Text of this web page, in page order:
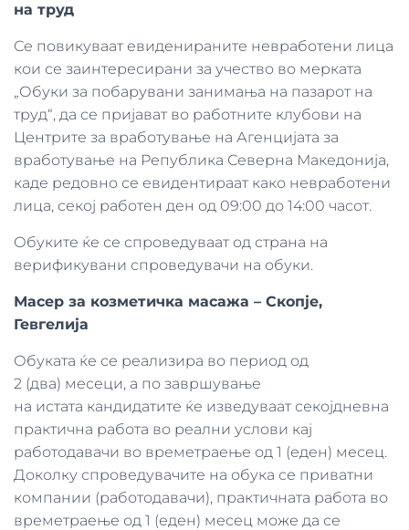
на труд
Се повикуваат евиденираните невработени лица
кои се заинтересирани за учество во мерката
„Обуки за побарувани занимања на пазарот на
труд“, да се пријават во работните клубови на
Центрите за вработување на Агенцијата за
вработување на Република Северна Македонија,
каде редовно се евидентираат како невработени
лица, секој работен ден од 09:00 до 14:00 часот.
Обуките ќе се спроведуваат од страна на
верификувани спроведувачи на обуки.
Масер за козметичка масажа – Скопје,
Гевгелија
Обуката ќе се реализира во период од
2 (два) месеци, а по завршување
на истата кандидатите ќе изведуваат секојдневна
практична работа во реални услови кај
работодавачи во времетраење од 1 (еден) месец.
Доколку спроведувачите на обука се приватни
компании (работодавачи), практичната работа во
времетраење од 1 (еден) месец може да се